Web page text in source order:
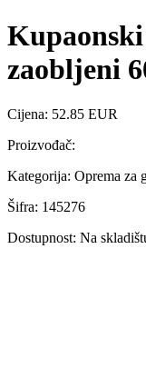
zaobljeni
Cijena: 52.85 EUR
Proizvođač:
Kategorija: Oprema za
Šifra: 145276
Dostupnost: Na